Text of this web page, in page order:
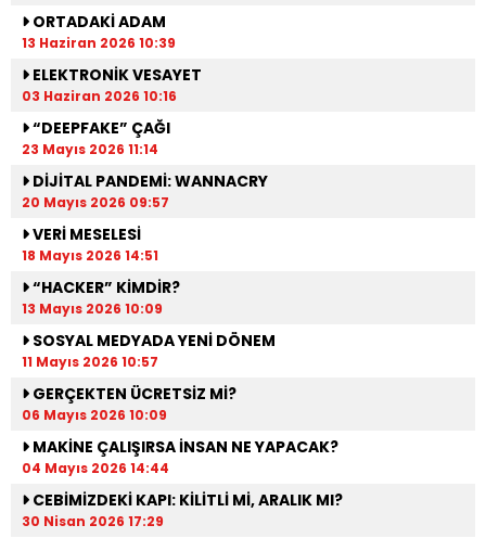
ORTADAKİ ADAM
13 Haziran 2026 10:39
ELEKTRONİK VESAYET
03 Haziran 2026 10:16
“DEEPFAKE” ÇAĞI
23 Mayıs 2026 11:14
DİJİTAL PANDEMİ: WANNACRY
20 Mayıs 2026 09:57
VERİ MESELESİ
18 Mayıs 2026 14:51
“HACKER” KİMDİR?
13 Mayıs 2026 10:09
SOSYAL MEDYADA YENİ DÖNEM
11 Mayıs 2026 10:57
GERÇEKTEN ÜCRETSİZ Mİ?
06 Mayıs 2026 10:09
MAKİNE ÇALIŞIRSA İNSAN NE YAPACAK?
04 Mayıs 2026 14:44
CEBİMİZDEKİ KAPI: KİLİTLİ Mİ, ARALIK MI?
30 Nisan 2026 17:29